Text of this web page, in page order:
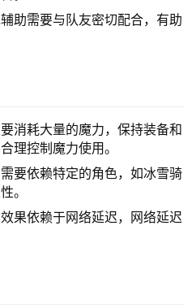
助需要与队友密切配合，有助
消耗大量的魔力，保持装备和
理控制魔力使用。
要依赖特定的角色，如冰雪骑
。
果依赖于网络延迟，网络延迟